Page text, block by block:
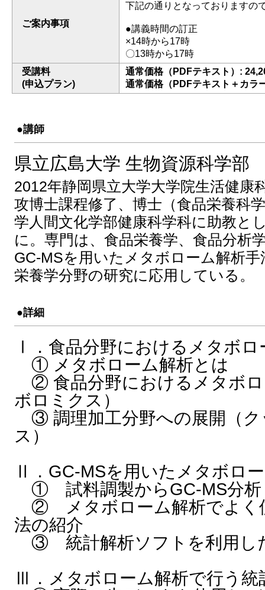
ご案内事項
下記の通りとなっておりますの
●講義時間の訂正
×14時から17時
〇13時から17時
受講料
(申込プラン)
通常価格（PDFテキスト）:
通常価格（PDFテキスト＋カラ
●講師
県立広島大学 生物資源科学
2012年静岡県立大学大学院生活健康
攻博士課程修了、博士（食品栄養科
学人間文化学部健康科学科に助教と
に。専門は、食品栄養学、食品分析
GC-MSを用いたメタボローム解析
栄養学分野の研究に応用している。
●詳細
Ⅰ．食品分野におけるメタボロ
① メタボローム解析とは
② 食品分野におけるメタボロ
ボロミクス）
③ 調理加工分野への展開（ク
ス）
Ⅱ．GC-MSを用いたメタボロ
① 試料調製からGC-MS分析
② メタボローム解析でよく
法の紹介
③ 統計解析ソフトを利用し
Ⅲ．メタボローム解析で行う統